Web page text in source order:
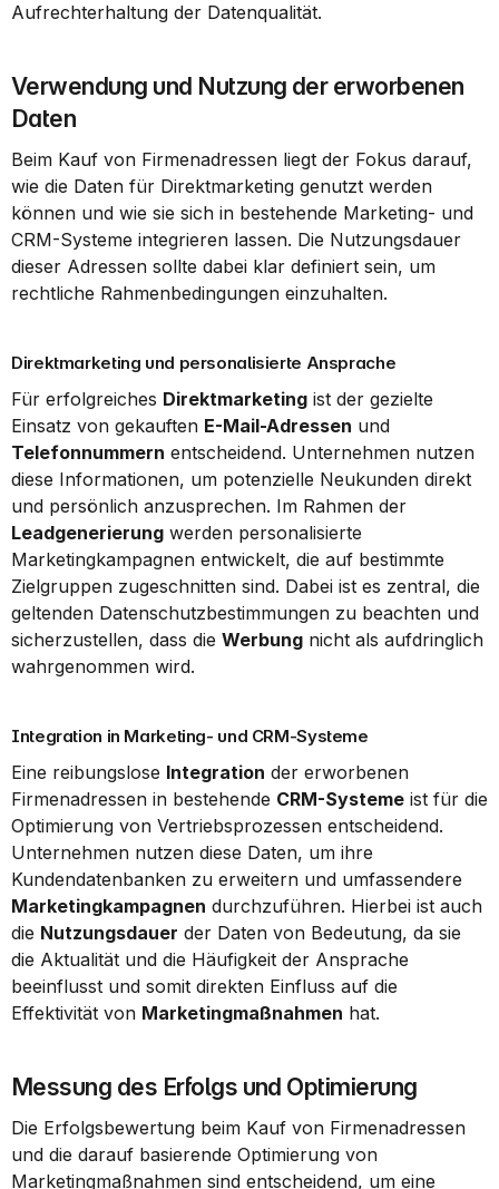
Aufrechterhaltung der Datenqualität.
Verwendung und Nutzung der erworbenen
Daten
Beim Kauf von Firmenadressen liegt der Fokus darauf,
wie die Daten für Direktmarketing genutzt werden
können und wie sie sich in bestehende Marketing- und
CRM-Systeme integrieren lassen. Die Nutzungsdauer
dieser Adressen sollte dabei klar definiert sein, um
rechtliche Rahmenbedingungen einzuhalten.
Direktmarketing und personalisierte Ansprache
Für erfolgreiches Direktmarketing ist der gezielte
Einsatz von gekauften E-Mail-Adressen
Telefonnummern entscheidend. Unternehmen nutzen
diese Informationen, um potenzielle Neukunden direkt
Leadgenerierung werden personalisierte
Marketingkampagnen entwickelt, die auf bestimmte
Zielgruppen zugeschnitten sind. Dabei ist es zentral, die
geltenden Datenschutzbestimmungen zu beachten und
sicherzustellen, dass die Werbung nicht als aufdringlich
wahrgenommen wird.
Integration in Marketing- und CRM-Systeme
Eine reibungslose Integration der erworbenen
Firmenadressen in bestehende CRM-Systeme ist für die
Optimierung von Vertriebsprozessen entscheidend.
Unternehmen nutzen diese Daten, um ihre
Marketingkampagnen durchzuführen. Hierbei ist auch
die Nutzungsdauer der Daten von Bedeutung, da sie
die Aktualität und die Häufigkeit der Ansprache
beeinflusst und somit direkten Einfluss auf die
Effektivität von Marketingmaßnahmen hat.
Messung des Erfolgs und Optimierung
Die Erfolgsbewertung beim Kauf von Firmenadressen
und die darauf basierende Optimierung von
Marketingmaßnahmen sind entscheidend, um eine